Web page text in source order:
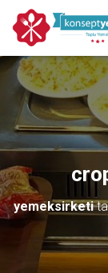
yemeksirketi